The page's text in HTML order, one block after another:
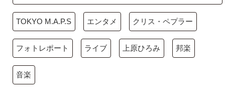
TOKYO M.A.P.S エンタメ クリス・ペプラー
フォトレポート ライブ 上原ひろみ 邦楽
音楽